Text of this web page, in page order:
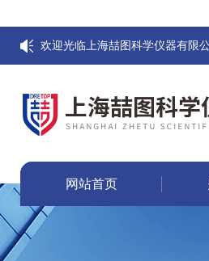
欢迎光临上海喆图科学仪器有限
网站首页